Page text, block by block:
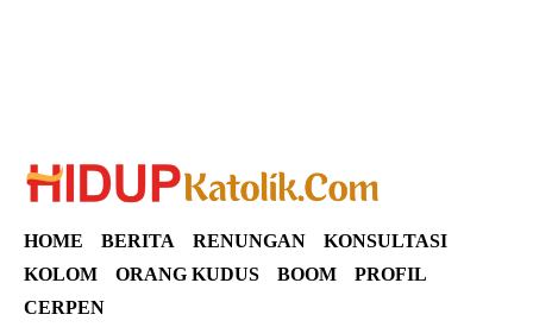
HOME BERITA RENUNGAN
KONSULTASI
KOLOM
ORANG KUDUS BOOM
PROFIL
CERPEN